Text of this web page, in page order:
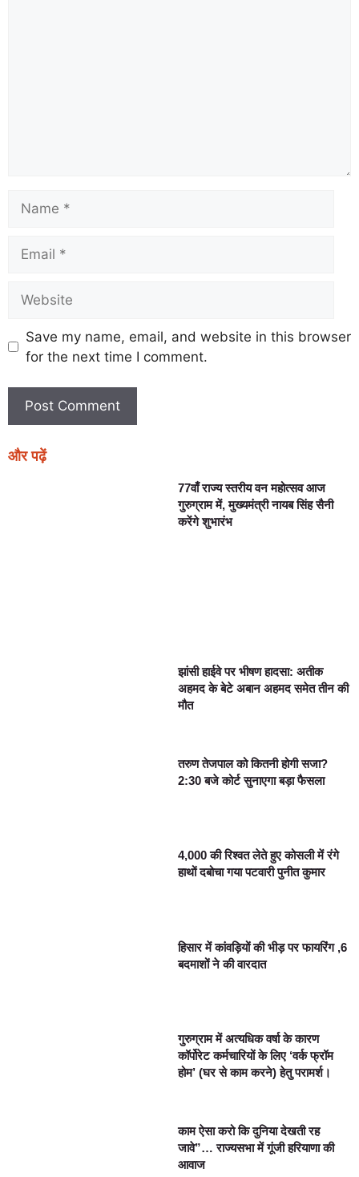
Save my name, email, and website in this browser
for the next time I comment.
और पढ़ें
77वाँ राज्य स्तरीय वन महोत्सव आज
गुरुग्राम में, मुख्यमंत्री नायब सिंह सैनी
करेंगे शुभारंभ
झांसी हाईवे पर भीषण हादसा: अतीक
अहमद के बेटे अबान अहमद समेत तीन की
मौत
तरुण तेजपाल को कितनी होगी सजा?
2:30 बजे कोर्ट सुनाएगा बड़ा फैसला
4,000 की रिश्वत लेते हुए कोसली में रंगे
हाथों दबोचा गया पटवारी पुनीत कुमार
हिसार में कांवड़ियों की भीड़ पर फायरिंग ,6
बदमाशों ने की वारदात
गुरुग्राम में अत्यधिक वर्षा के कारण
कॉर्पोरेट कर्मचारियों के लिए ‘वर्क फ्रॉम
होम’ (घर से काम करने) हेतु परामर्श।
काम ऐसा करो कि दुनिया देखती रह
जावे”… राज्यसभा में गूंजी हरियाणा की
आवाज